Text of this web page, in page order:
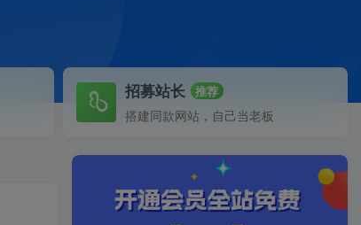
招募站长 推荐
搭建同款网站，自己当老板